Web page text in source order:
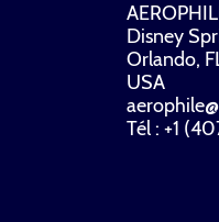
Disney
Orlando,
USA
Tél : +1